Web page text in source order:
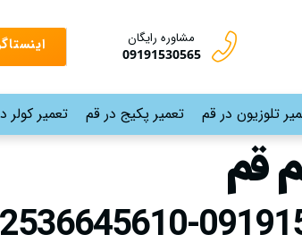
مشاوره رایگان
09191530565
تلوزیون در قم تعمیر پکیج در قم تعمیر کولر
قم